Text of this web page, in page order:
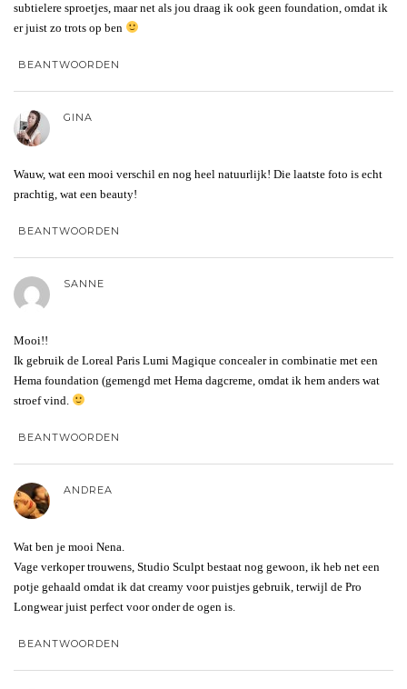
subtielere sproetjes, maar net als jou draag ik ook geen foundation, omdat ik
er juist zo trots op ben
BEANTWOORDEN
GINA
Wauw, wat een mooi verschil en nog heel natuurlijk! Die laatste foto is echt
prachtig, wat een beauty!
BEANTWOORDEN
SANNE
Mooi!!
Ik gebruik de Loreal Paris Lumi Magique concealer in combinatie met een
Hema foundation (gemengd met Hema dagcreme, omdat ik hem anders wat
stroef vind.
BEANTWOORDEN
ANDREA
Wat ben je mooi Nena.
Vage verkoper trouwens, Studio Sculpt bestaat nog gewoon, ik heb net een
potje gehaald omdat ik dat creamy voor puistjes gebruik, terwijl de Pro
Longwear juist perfect voor onder de ogen is.
BEANTWOORDEN